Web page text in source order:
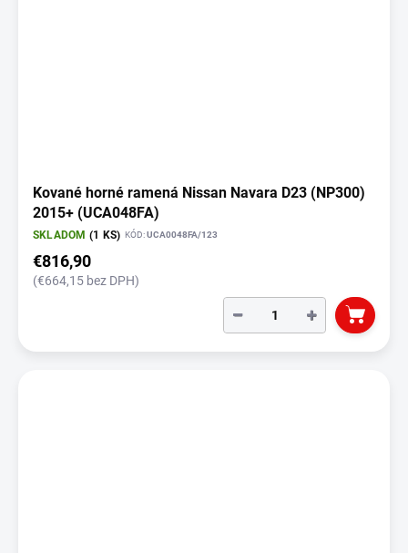
Kované horné ramená Nissan Navara D23 (NP300)
2015+ (UCA048FA)
SKLADOM (1 KS) KÓD:UCA0048FA/123
€816,90
(€664,15 bez DPH)
+
−